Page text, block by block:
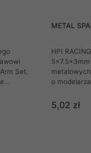
Set.
METAL
HPI
o
wykonanie
żywotność
5,02 zł